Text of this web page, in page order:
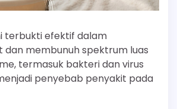
terbukti efektif dalam
membunuh spektrum luas
termasuk bakteri dan virus
penyebab penyakit pada